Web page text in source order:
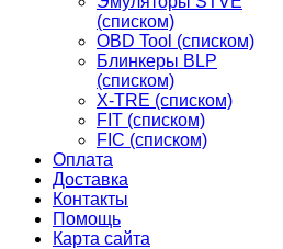
(списком)
OBD Tool (списком)
Блинкеры BLP
(списком)
X-TRE (списком)
FIT (списком)
FIC (списком)
Оплата
Доставка
Контакты
Помощь
Карта сайта